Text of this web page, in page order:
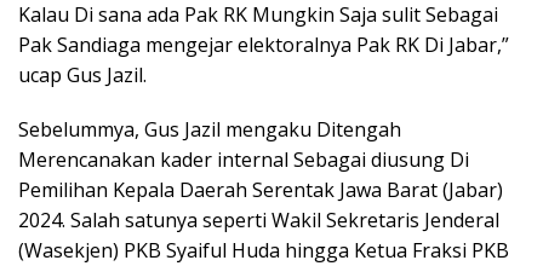
Kalau Di sana ada Pak RK Mungkin Saja sulit Sebagai
Pak Sandiaga mengejar elektoralnya Pak RK Di Jabar,”
ucap Gus Jazil.
Sebelummya, Gus Jazil mengaku Ditengah
Merencanakan kader internal Sebagai diusung Di
Pemilihan Kepala Daerah Serentak Jawa Barat (Jabar)
2024. Salah satunya seperti Wakil Sekretaris Jenderal
(Wasekjen) PKB Syaiful Huda hingga Ketua Fraksi PKB